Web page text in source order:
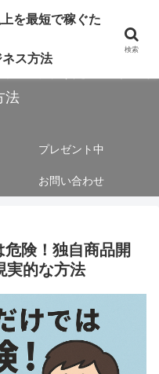
向けです。ネットビジネスで稼
法
プレゼント中
お問い合わせ
危険！独自商品開
実的な方法
を最短で稼ぐた
ス方法
検索